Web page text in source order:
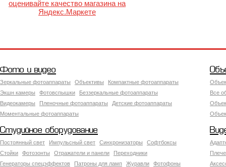
Фото и видео
Зеркальные фотоаппараты Объективы
Компактные фотоаппараты
Экшн камеры
Фотовспышки
Беззеркальные фотоаппараты
Видеокамеры
Пленочные фотоаппараты
Детские фотоаппараты
Моментальные фотоаппараты
Все
Студийное оборудование
Постоянный свет Импульсный свет Синхронизаторы
Софтбоксы
Стойки
Фотозонты Отражатели и панели
Переходники
Генераторы спецэффектов
Патроны для ламп Журавли
Фотофоны